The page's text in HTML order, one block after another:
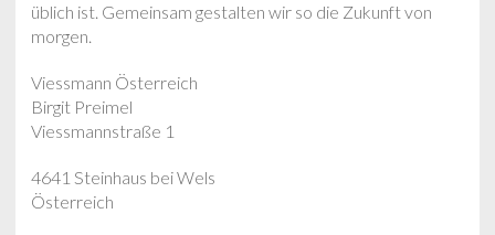
üblich ist. Gemeinsam gestalten wir so die Zukunft von
morgen.
Viessmann Österreich
Birgit Preimel
Viessmannstraße 1
4641 Steinhaus bei Wels
Österreich